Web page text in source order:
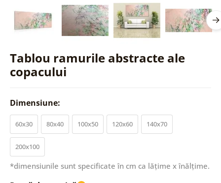
Tablou ramurile abstracte ale
copacului
Dimensiune:
60x30 80x40 100x50 120x60 140x70
200x100
*dimensiunile sunt specificate în cm ca lățime x înălțime.